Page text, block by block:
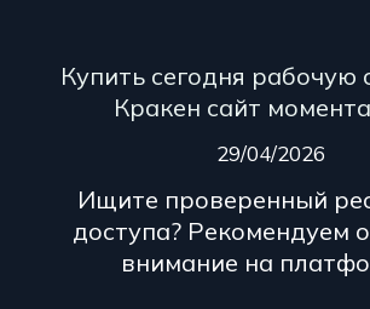
Купить сегодня рабочую
Кракен сайт
29/04/2026
Ищите проверенный
доступа? Рекомендуем
внимание на